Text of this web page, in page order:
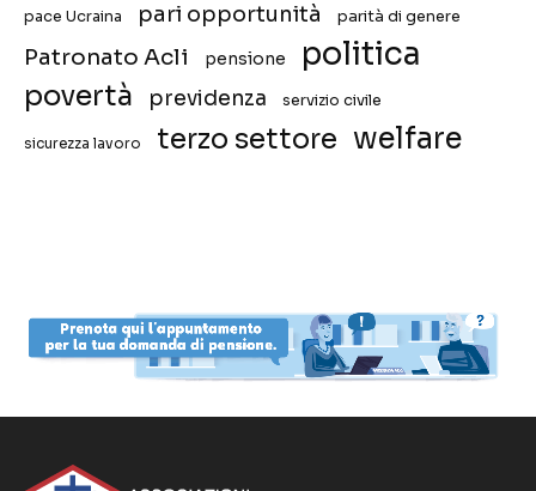
pace Ucraina pari opportunità parità di genere
Patronato Acli pensione politica
povertà previdenza servizio civile
sicurezza lavoro terzo settore welfare